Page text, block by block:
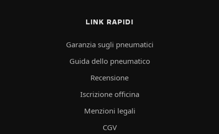
LINK RAPIDI
Garanzia sugli pneumatici
Guida dello pneumatico
Recensione
Iscrizione officina
Menzioni legali
CGV